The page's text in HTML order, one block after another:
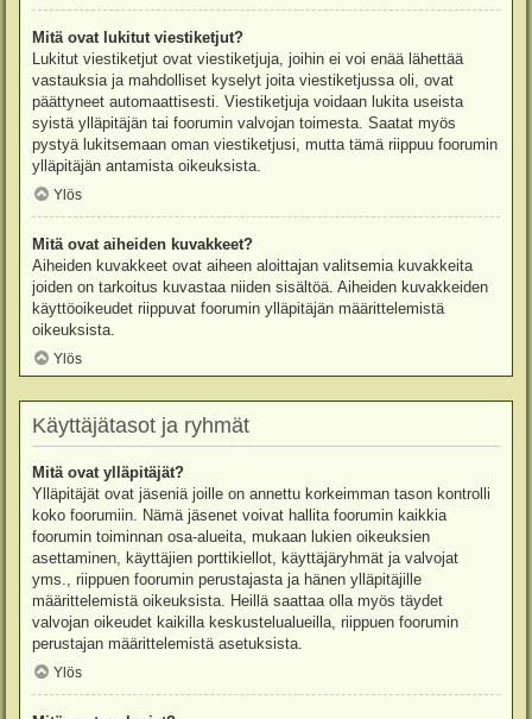
Mitä ovat lukitut viestiketjut?
Lukitut viestiketjut ovat viestiketjuja, joihin ei voi enää lähettää
vastauksia ja mahdolliset kyselyt joita viestiketjussa oli, ovat
päättyneet automaattisesti. Viestiketjuja voidaan lukita useista
syistä ylläpitäjän tai foorumin valvojan toimesta. Saatat myös
pystyä lukitsemaan oman viestiketjusi, mutta tämä riippuu foorumin
ylläpitäjän antamista oikeuksista.
Ylös
Mitä ovat aiheiden kuvakkeet?
Aiheiden kuvakkeet ovat aiheen aloittajan valitsemia kuvakkeita
joiden on tarkoitus kuvastaa niiden sisältöä. Aiheiden kuvakkeiden
käyttöoikeudet riippuvat foorumin ylläpitäjän määrittelemistä
oikeuksista.
Ylös
Käyttäjätasot ja ryhmät
Mitä ovat ylläpitäjät?
Ylläpitäjät ovat jäseniä joille on annettu korkeimman tason kontrolli
koko foorumiin. Nämä jäsenet voivat hallita foorumin kaikkia
foorumin toiminnan osa-alueita, mukaan lukien oikeuksien
asettaminen, käyttäjien porttikiellot, käyttäjäryhmät ja valvojat
yms., riippuen foorumin perustajasta ja hänen ylläpitäjille
määrittelemistä oikeuksista. Heillä saattaa olla myös täydet
valvojan oikeudet kaikilla keskustelualueilla, riippuen foorumin
perustajan määrittelemistä asetuksista.
Ylös